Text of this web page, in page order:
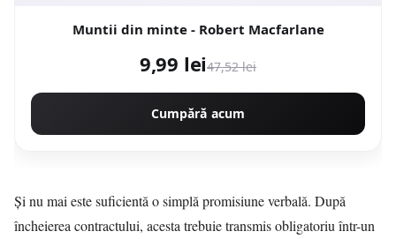
Muntii din minte - Robert Macfarlane
9,99 lei47,52 lei
Cumpără acum
Și nu mai este suficientă o simplă promisiune verbală. După
încheierea contractului, acesta trebuie transmis obligatoriu într-un